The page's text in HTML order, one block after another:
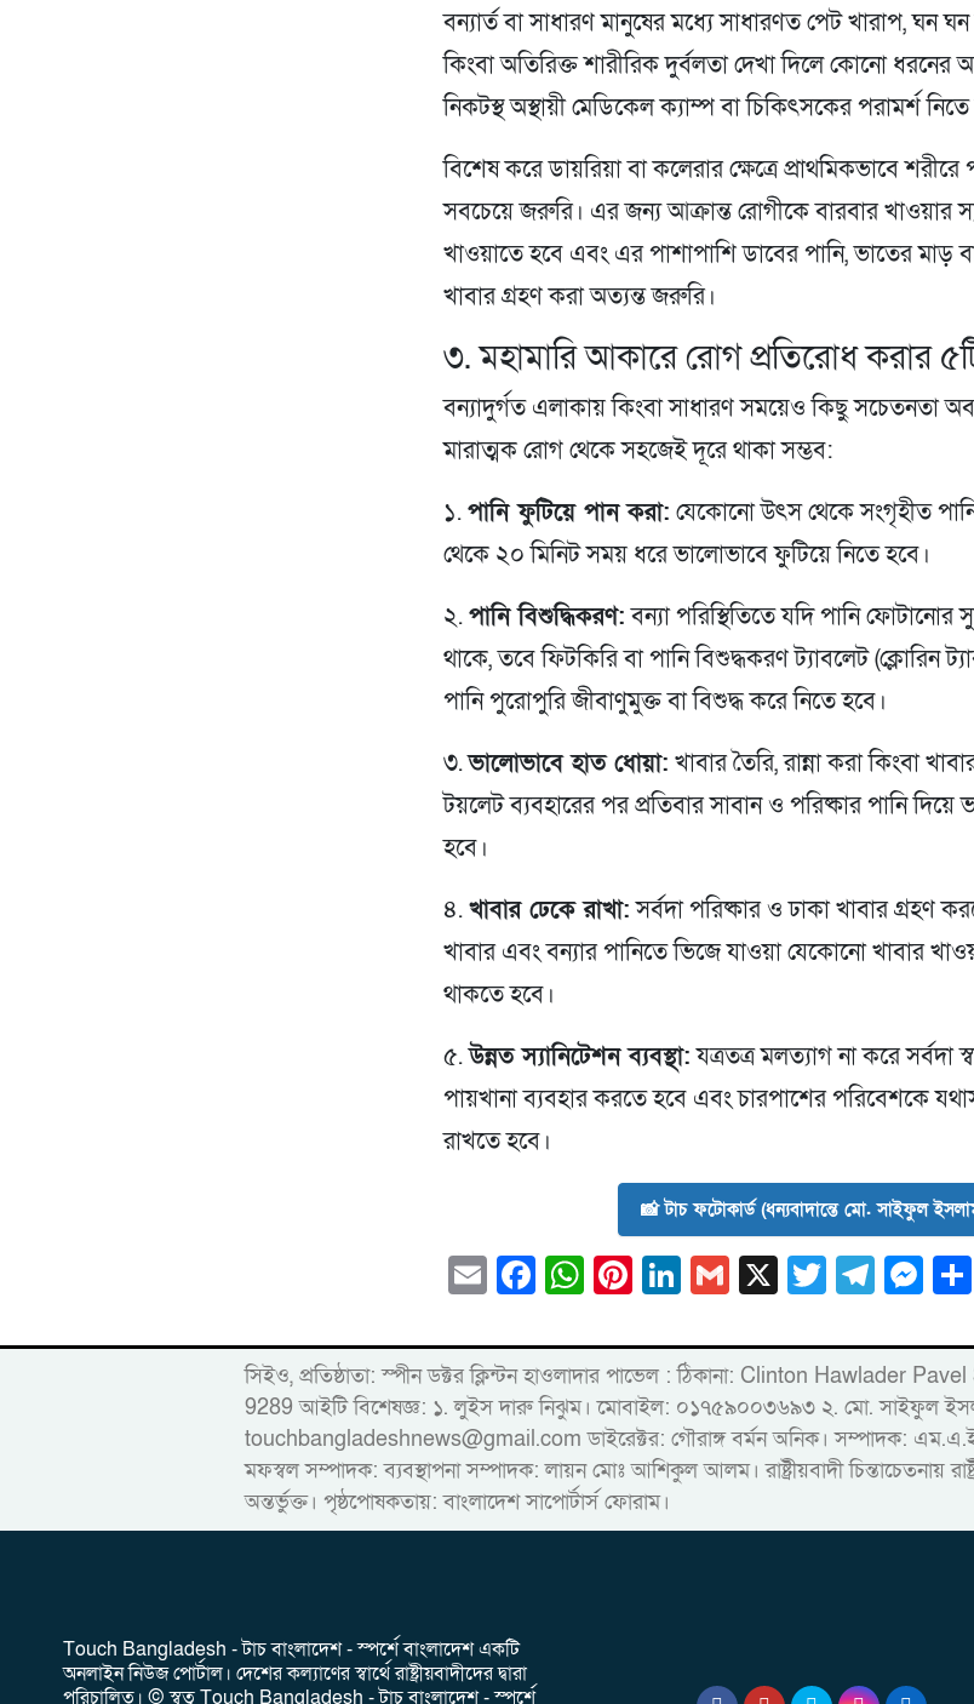
বন্যার্ত বা সাধারণ মানুষের মধ্যে সাধারণত পেট খারাপ, ঘন ঘন
কিংবা অতিরিক্ত শারীরিক দুর্বলতা দেখা দিলে কোনো ধরনের
নিকটস্থ অস্থায়ী মেডিকেল ক্যাম্প বা চিকিৎসকের পরামর্শ
বিশেষ করে ডায়রিয়া বা কলেরার ক্ষেত্রে প্রাথমিকভাবে
সবচেয়ে জরুরি। এর জন্য আক্রান্ত রোগীকে বারবার খাওয়ার
খাওয়াতে হবে এবং এর পাশাপাশি ডাবের পানি, ভাতের মাড়
খাবার গ্রহণ করা অত্যন্ত জরুরি।
৩. মহামারি আকারে রোগ প্রতিরোধ করার
বন্যাদুর্গত এলাকায় কিংবা সাধারণ সময়েও কিছু সচেতনতা
মারাত্মক রোগ থেকে সহজেই দূরে থাকা সম্ভব:
১.পানি ফুটিয়ে পান করা: যেকোনো উৎস থেকে সংগৃহীত
থেকে ২০ মিনিট সময় ধরে ভালোভাবে ফুটিয়ে নিতে হবে।
২.পানি বিশুদ্ধিকরণ:বন্যা পরিস্থিতিতে যদি পানি ফোটানোর
থাকে, তবে ফিটকিরি বা পানি বিশুদ্ধকরণ ট্যাবলেট (ক্লোরিন
পানি পুরোপুরি জীবাণুমুক্ত বা বিশুদ্ধ করে নিতে হবে।
৩.ভালোভাবে হাত ধোয়া: খাবার তৈরি, রান্না করা কিংবা
টয়লেট ব্যবহারের পর প্রতিবার সাবান ও পরিষ্কার পানি
হবে।
৪.খাবার ঢেকে রাখা:সর্বদা পরিষ্কার ও ঢাকা খাবার গ্রহণ
খাবার এবং বন্যার পানিতে ভিজে যাওয়া যেকোনো খাবার
থাকতে হবে।
৫.উন্নত স্যানিটেশন ব্যবস্থা:যত্রতত্র মলত্যাগ না করে সর্বদা
পায়খানা ব্যবহার করতে হবে এবং চারপাশের পরিবেশকে
রাখতে হবে।
📸 টাচ ফটোকার্ড (ধন্যবাদান্তে মো. সাইফুল
EmailFacebook
WhatsApp
Pinterest
LinkedIn
Gmail
X Twitter
সিইও, প্রতিষ্ঠাতা: স্পীন ডক্টর ক্লিন্টন হাওলাদার পাভেল : ঠিকানা: Clinton
9289 আইটি বিশেষজ্ঞ: ১. লুইস দারু নিঝুম। ‎মোবাইল: ০১৭৫৯০০৩৬৯৩ ২. মো. সাইফুল
touchbangladeshnews@gmail.com ডাইরেক্টর: গৌরাঙ্গ বর্মন অনিক। সম্পাদক:
মফস্বল সম্পাদক: ব্যবস্থাপনা সম্পাদক: লায়ন মোঃ আশিকুল আলম। রাষ্ট্রীয়বাদী চিন্তাচেতনায়
অন্তর্ভুক্ত। পৃষ্ঠপোষকতায়: বাংলাদেশ সাপোর্টার্স ফোরাম।
‎Touch Bangladesh - টাচ বাংলাদেশ - স্পর্শে বাংলাদেশ একটি
অনলাইন নিউজ পোর্টাল। দেশের কল্যাণের স্বার্থে রাষ্ট্রীয়বাদীদের দ্বারা
পরিচালিত। ‎© স্বত্ব Touch Bangladesh - টাচ বাংলাদেশ - স্পর্শে